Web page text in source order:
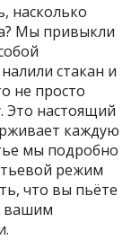
насколько
Мы привыкли
стакан и
не просто
Это настоящий
каждую
мы подробно
режим
что вы пьёте
вашим